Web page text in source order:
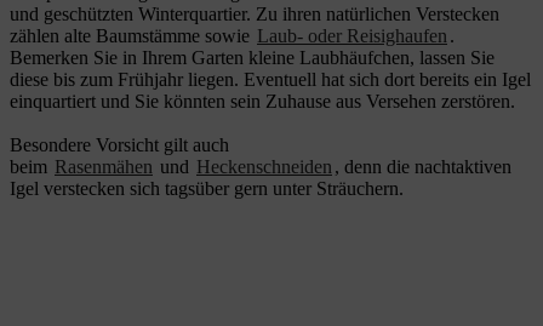
und geschützten Winterquartier. Zu ihren natürlichen Verstecken
zählen alte Baumstämme sowie Laub- oder Reisighaufen .
Bemerken Sie in Ihrem Garten kleine Laubhäufchen, lassen Sie
diese bis zum Frühjahr liegen. Eventuell hat sich dort bereits ein Igel
einquartiert und Sie könnten sein Zuhause aus Versehen zerstören.
Besondere Vorsicht gilt auch
beim Rasenmähen und Heckenschneiden , denn die nachtaktiven
Igel verstecken sich tagsüber gern unter Sträuchern.